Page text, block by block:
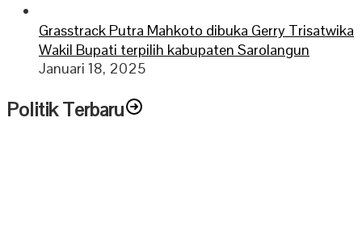
Grasstrack Putra Mahkoto dibuka Gerry Trisatwika
Wakil Bupati terpilih kabupaten Sarolangun
Januari 18, 2025
Politik Terbaru